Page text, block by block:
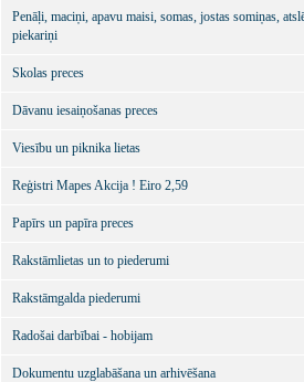
Penāļi, maciņi, apavu maisi, somas, jostas somiņas,
piekariņi
Skolas preces
Dāvanu iesaiņošanas preces
Viesību un piknika lietas
Reģistri Mapes Akcija ! Eiro 2,59
Papīrs un papīra preces
Rakstāmlietas un to piederumi
Rakstāmgalda piederumi
Radošai darbībai - hobijam
Dokumentu uzglabāšana un arhivēšana